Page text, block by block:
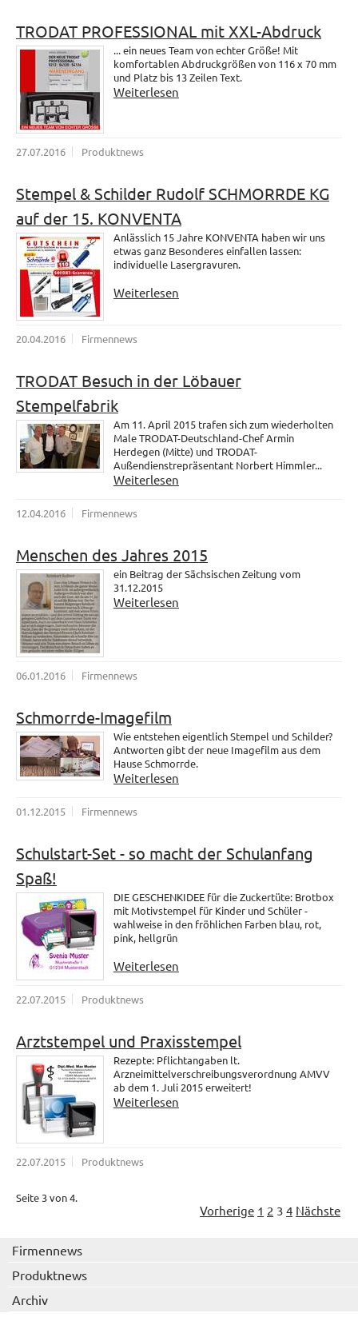
TRODAT PROFESSIONAL mit XXL-Abdruck
... ein neues Team von echter Größe! Mit
komfortablen Abdruckgrößen von 116 x 70 mm
und Platz bis 13 Zeilen Text.
Weiterlesen
27.07.2016 Produktnews
Stempel & Schilder Rudolf SCHMORRDE KG
auf der 15. KONVENTA
Anlässlich 15 Jahre KONVENTA haben wir uns
etwas ganz Besonderes einfallen lassen:
individuelle Lasergravuren.
Weiterlesen
20.04.2016 Firmennews
TRODAT Besuch in der Löbauer
Stempelfabrik
Am 11. April 2015 trafen sich zum wiederholten
Male TRODAT-Deutschland-Chef Armin
Herdegen (Mitte) und TRODAT-
Außendienstrepräsentant Norbert Himmler...
Weiterlesen
12.04.2016 Firmennews
Menschen des Jahres 2015
ein Beitrag der Sächsischen Zeitung vom
31.12.2015
Weiterlesen
06.01.2016 Firmennews
Schmorrde-Imagefilm
Wie entstehen eigentlich Stempel und Schilder?
Antworten gibt der neue Imagefilm aus dem
Hause Schmorrde.
Weiterlesen
01.12.2015 Firmennews
Schulstart-Set - so macht der Schulanfang
Spaß!
DIE GESCHENKIDEE für die Zuckertüte: Brotbox
mit Motivstempel für Kinder und Schüler -
wahlweise in den fröhlichen Farben blau, rot,
pink, hellgrün
Weiterlesen
22.07.2015 Produktnews
Arztstempel und Praxisstempel
Rezepte: Pflichtangaben lt.
Arzneimittelverschreibungsverordnung AMVV
ab dem 1. Juli 2015 erweitert!
Weiterlesen
22.07.2015 Produktnews
Seite 3 von 4.
Vorherige 1 2 3 4 Nächste
Firmennews
Produktnews
Archiv